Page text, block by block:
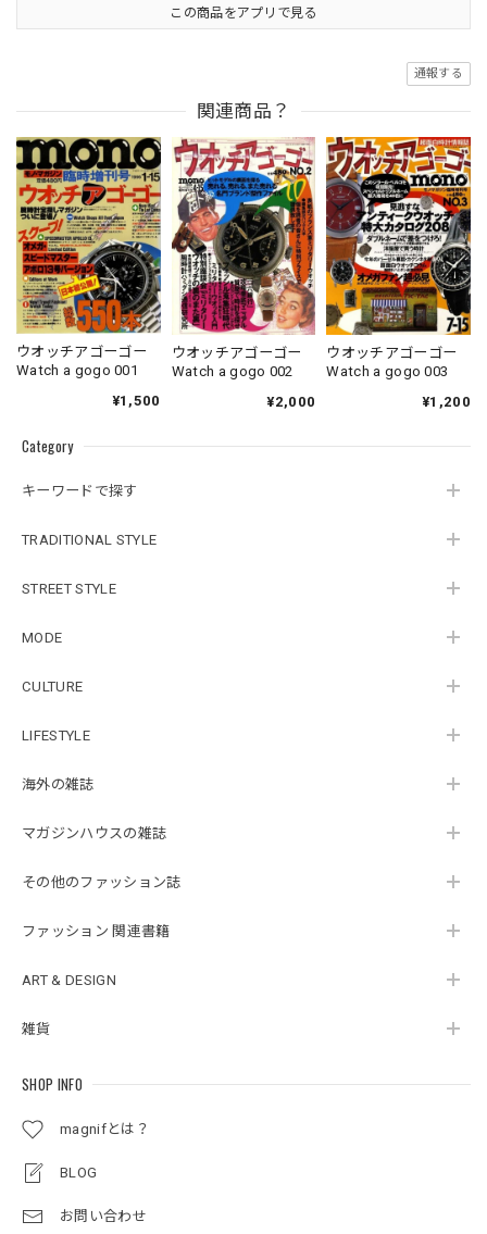
Category
キーワードで探す
TRADITIONAL STYLE
STREET STYLE
MODE
CULTURE
LIFESTYLE
海外の雑誌
マガジンハウスの雑誌
その他のファッション誌
ファッション 関連書籍
ART & DESIGN
雑貨
SHOP INFO
magnifとは？
BLOG
お問い合わせ
この商品をアプリで見る
通報する
関連商品？
ウオッチアゴーゴー
Watch a gogo 001
¥1,500
ウオッチアゴーゴー
Watch a gogo 002
¥2,000
ウオッチアゴーゴー
Watch a gogo 003
¥1,200